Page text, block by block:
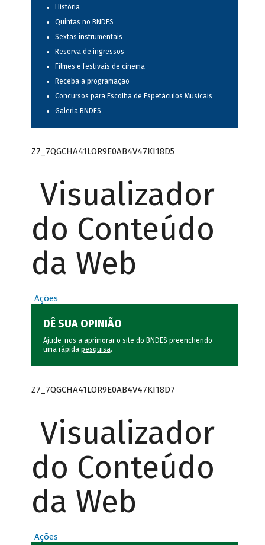
História
Quintas no BNDES
Sextas instrumentais
Reserva de ingressos
Filmes e festivais de cinema
Receba a programação
Concursos para Escolha de Espetáculos Musicais
Galeria BNDES
Z7_7QGCHA41LOR9E0AB4V47KI18D5
Visualizador
do Conteúdo
da Web
Ações
DÊ SUA OPINIÃO
Ajude-nos a aprimorar o site do BNDES preenchendo
uma rápida pesquisa.
Z7_7QGCHA41LOR9E0AB4V47KI18D7
Visualizador
do Conteúdo
da Web
Ações